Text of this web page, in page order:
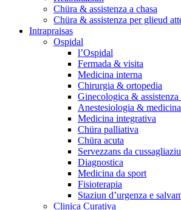
Chüra & assistenza a chasa
Chüra & assistenza per glieud
Intrapraisas
Ospidal
l’Ospidal
Fermada & visita
Medicina interna
Chirurgia & ortopedia
Ginecologica & assistenza
Anestesiologia & medicina
Medicina integrativa
Chüra palliativa
Chüra acuta
Servezzans da
Diagnostica
Medicina da sport
Fisioterapia
Staziun d’urgenza e
Clinica Curativa